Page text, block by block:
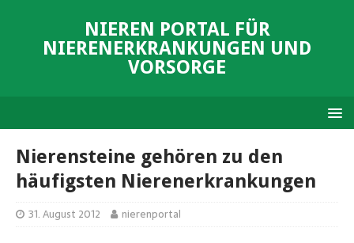
NIEREN PORTAL FÜR
NIERENERKRANKUNGEN UND
VORSORGE
Nierensteine gehören zu den
häufigsten Nierenerkrankungen
31. August 2012 nierenportal